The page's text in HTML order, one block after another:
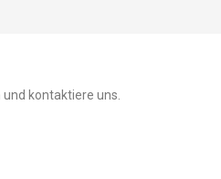
kontaktiere uns.